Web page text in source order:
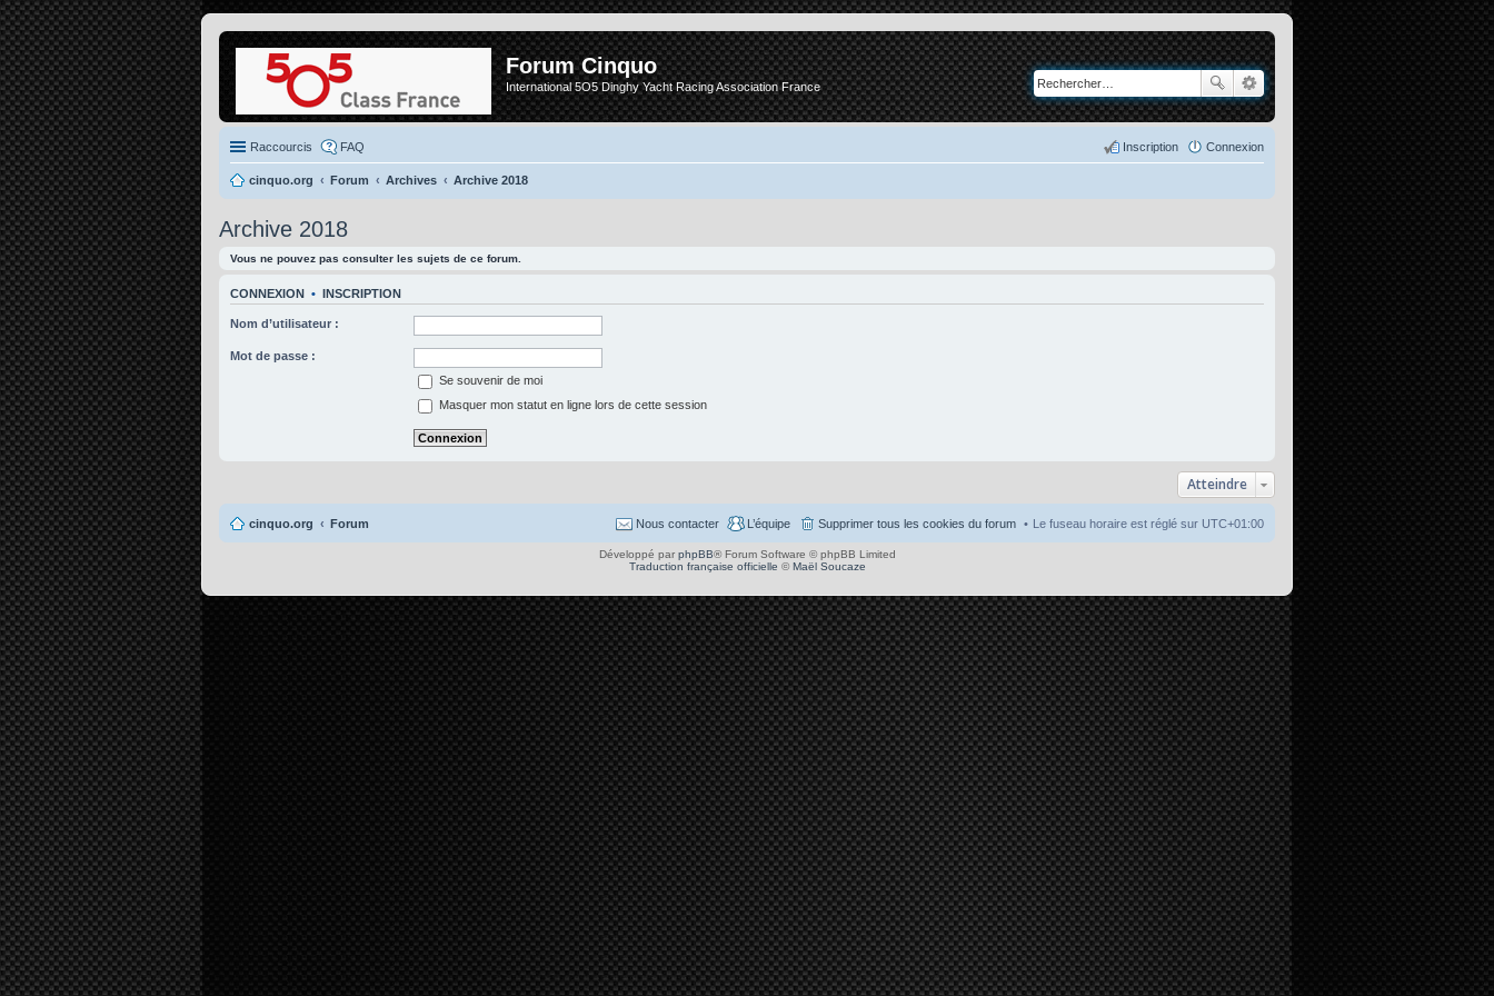
Forum Cinquo
International 5O5 Dinghy Yacht Racing Association France
Raccourcis FAQ Connexion
Inscription
cinquo.org Forum Archives Archive 2018
Archive 2018
Vous ne pouvez pas consulter les sujets de ce forum.
CONNEXION • INSCRIPTION
Nom d’utilisateur :
Mot de passe :
Se souvenir de moi
Masquer mon statut en ligne lors de cette session
Atteindre
cinquo.org Forum Le fuseau horaire est réglé sur UTC+01:00
Supprimer tous les cookies du forum
L’équipe
Nous contacter
Développé par phpBB® Forum Software © phpBB Limited
Traduction française officielle ©Maël Soucaze